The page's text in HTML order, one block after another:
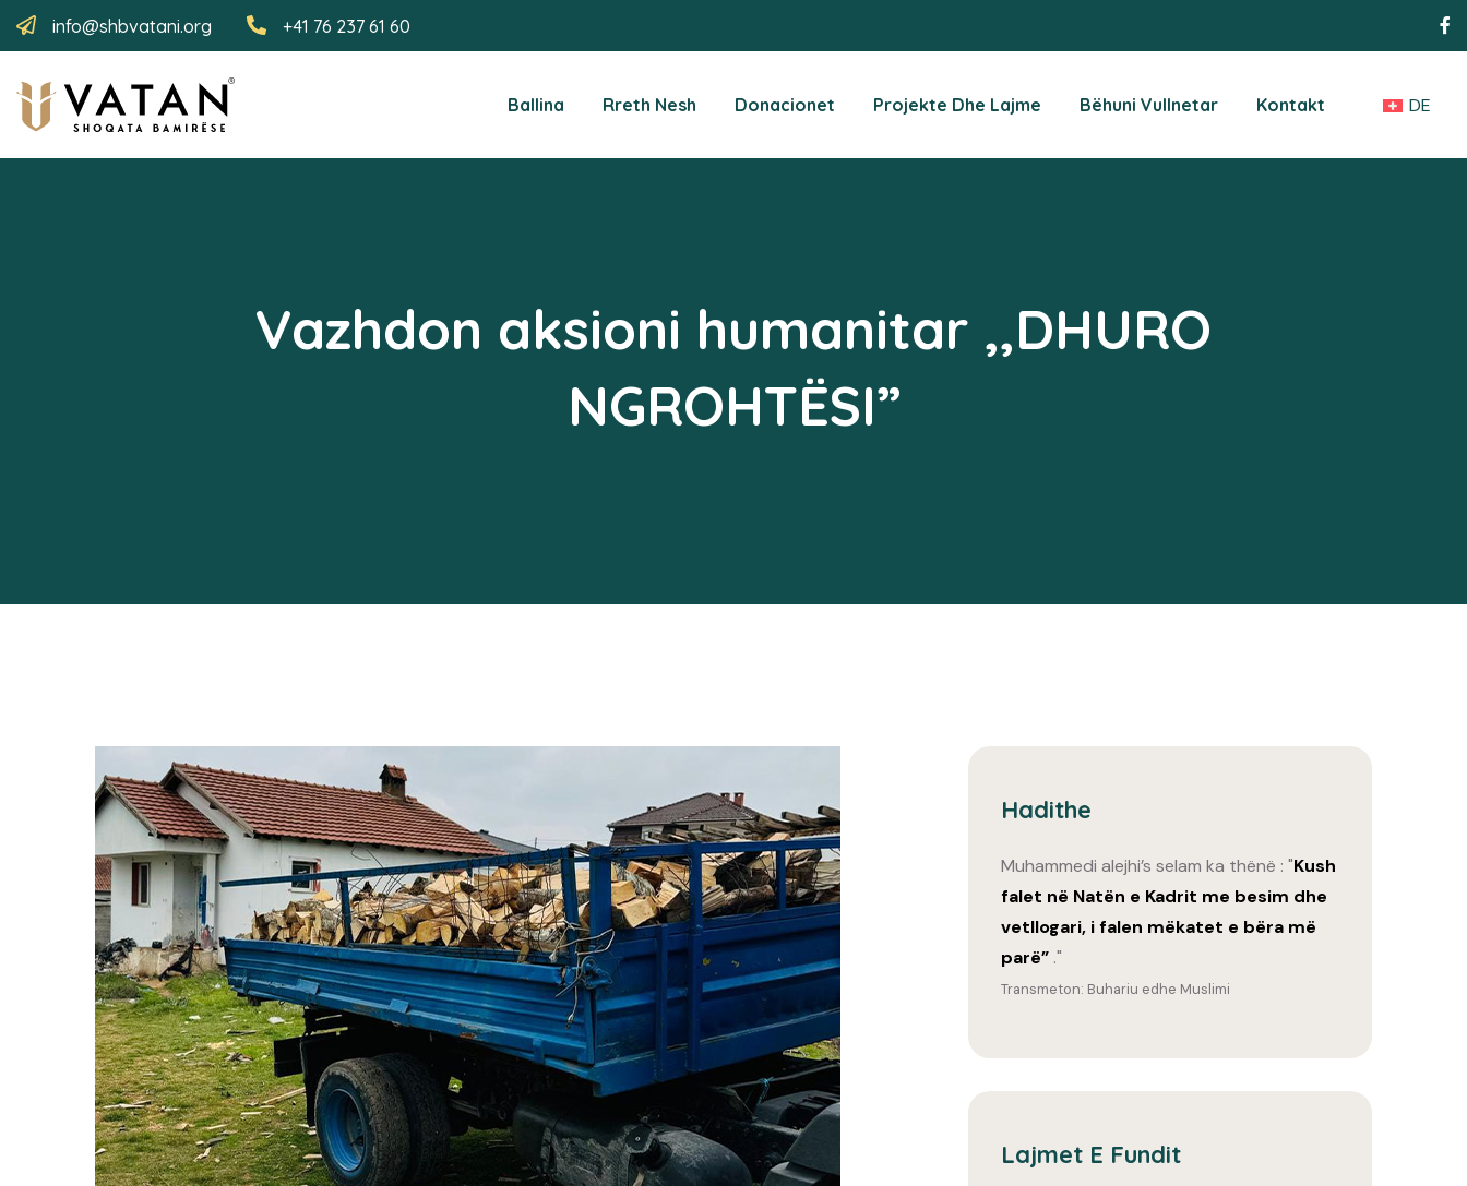
info@shbvatani.org +41 76 237 61 60
Ballina Rreth Nesh Donacionet Projekte Dhe Lajme Bëhuni Vullnetar Kontakt DE
Vazhdon aksioni humanitar ,,DHURO
NGROHTËSI”
Hadithe
Muhammedi alejhi’s selam ka thënë : "Kush
falet në Natën e Kadrit me besim dhe
vetllogari, i falen mëkatet e bëra më
parë” ."
Transmeton: Buhariu edhe Muslimi
Lajmet E Fundit